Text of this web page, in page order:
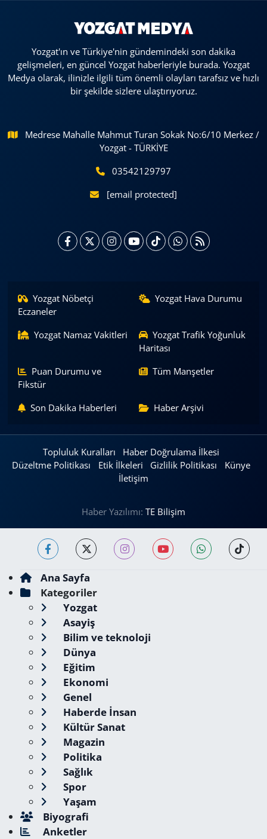
Yozgat'ın ve Türkiye'nin gündemindeki son dakika
gelişmeleri, en güncel Yozgat haberleriyle burada. Yozgat
Medya olarak, ilinizle ilgili tüm önemli olayları tarafsız ve hızlı
bir şekilde sizlere ulaştırıyoruz.
Medrese Mahalle Mahmut Turan Sokak No:6/10 Merkez /
Yozgat - TÜRKİYE
03542129797
[email protected]
Yozgat Nöbetçi
Eczaneler
Yozgat Hava Durumu
Yozgat Namaz Vakitleri
Yozgat Trafik Yoğunluk
Haritası
Puan Durumu ve
Fikstür
Tüm Manşetler
Son Dakika Haberleri Haber Arşivi
Topluluk Kuralları
Haber Doğrulama İlkesi
Düzeltme Politikası
Etik İlkeleri Gizlilik Politikası
Künye
İletişim
Haber Yazılımı: TE Bilişim
Ana Sayfa
Kategoriler
Yozgat
Asayiş
Bilim ve teknoloji
Dünya
Eğitim
Ekonomi
Genel
Haberde İnsan
Kültür Sanat
Magazin
Politika
Sağlık
Spor
Yaşam
Biyografi
Anketler